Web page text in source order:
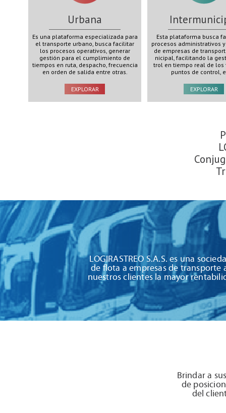
Urbana
Es una plataforma especializada para
el transporte urbano, busca facilitar
los procesos operativos, generar
gestión para el cumplimiento de
tiempos en ruta, despacho, frecuencia
en orden de salida entre otras.
EXPLORAR
Esta plataforma busca
procesos administrativos
de empresas de
nicipal, facilitando la
trol en tiempo real de los
puntos de control,
EXPLORAR
LOGIRASTREO S.A.S. es una
de flota a empresas de transporte
nuestros clientes la mayor
Brindar a
de
del